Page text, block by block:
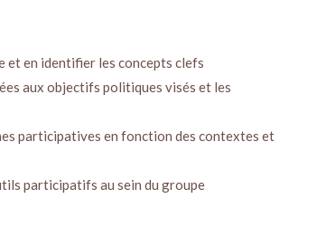
en identifier les concepts clefs
aux objectifs politiques visés et les
participatives en fonction des contextes et
participatifs au sein du groupe